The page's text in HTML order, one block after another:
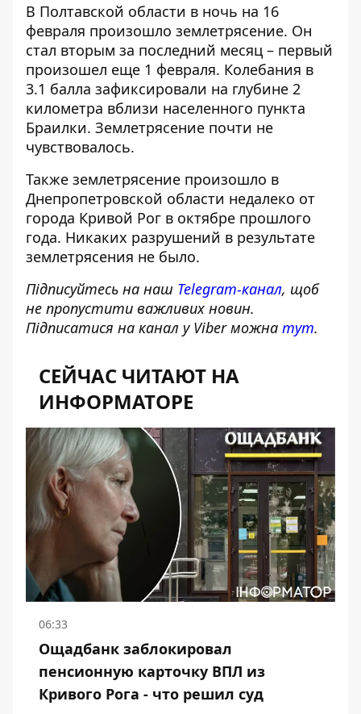
В Полтавской области в ночь на 16
февраля произошло землетрясение. Он
стал вторым за последний месяц – первый
произошел еще 1 февраля. Колебания в
3.1 балла зафиксировали на глубине 2
километра вблизи населенного пункта
Браилки. Землетрясение почти не
чувствовалось.
Также землетрясение произошло в
Днепропетровской области недалеко от
города Кривой Рог в октябре прошлого
года. Никаких разрушений в результате
землетрясения не было.
Підписуйтесь на наш Telegram-канал, щоб
не пропустити важливих новин.
Підписатися на канал у Viber можна тут.
СЕЙЧАС ЧИТАЮТ НА
ИНФОРМАТОРЕ
06:33
Ощадбанк заблокировал
пенсионную карточку ВПЛ из
Кривого Рога - что решил суд